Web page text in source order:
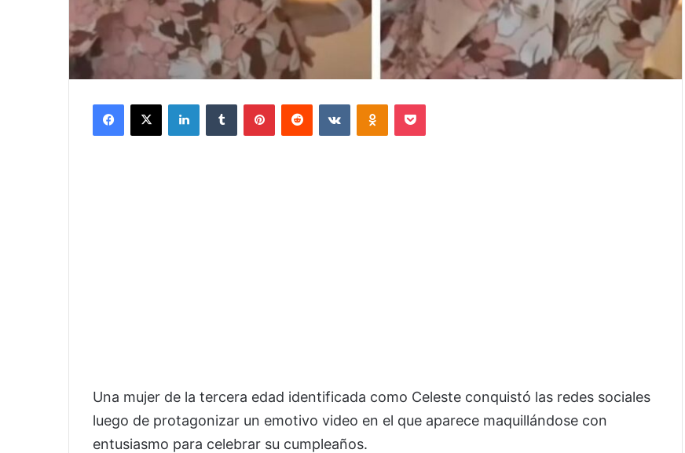
Facebook
X LinkedInTumblr PinterestReddit VKontakteOdnoklassniki
Pocket
Una mujer de la tercera edad identificada como Celeste conquistó las redes sociales
luego de protagonizar un emotivo video en el que aparece maquillándose con
entusiasmo para celebrar su cumpleaños.